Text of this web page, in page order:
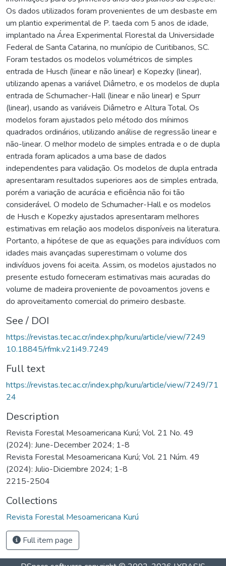
Os dados utilizados foram provenientes de um desbaste em
um plantio experimental de P. taeda com 5 anos de idade,
implantado na Área Experimental Florestal da Universidade
Federal de Santa Catarina, no munícipio de Curitibanos, SC.
Foram testados os modelos volumétricos de simples
entrada de Husch (linear e não linear) e Kopezky (linear),
utilizando apenas a variável Diâmetro, e os modelos de dupla
entrada de Schumacher-Hall (linear e não linear) e Spurr
(linear), usando as variáveis Diâmetro e Altura Total. Os
modelos foram ajustados pelo método dos mínimos
quadrados ordinários, utilizando análise de regressão linear e
não-linear. O melhor modelo de simples entrada e o de dupla
entrada foram aplicados a uma base de dados
independentes para validação. Os modelos de dupla entrada
apresentaram resultados superiores aos de simples entrada,
porém a variação de acurácia e eficiência não foi tão
considerável. O modelo de Schumacher-Hall e os modelos
de Husch e Kopezky ajustados apresentaram melhores
estimativas em relação aos modelos disponíveis na literatura.
Portanto, a hipótese de que as equações para indivíduos com
idades mais avançadas superestimam o volume dos
indivíduos jovens foi aceita. Assim, os modelos ajustados no
presente estudo forneceram estimativas mais acuradas do
volume de madeira proveniente de povoamentos jovens e
do aproveitamento comercial do primeiro desbaste.
See / DOI
https://revistas.tec.ac.cr/index.php/kuru/article/view/7249
10.18845/rfmk.v21i49.7249
Full text
https://revistas.tec.ac.cr/index.php/kuru/article/view/7249/71
24
Description
Revista Forestal Mesoamericana Kurú; Vol. 21 No. 49
(2024): June-December 2024; 1-8
Revista Forestal Mesoamericana Kurú; Vol. 21 Núm. 49
(2024): Julio-Diciembre 2024; 1-8
2215-2504
Collections
Revista Forestal Mesoamericana Kurú
Full item page